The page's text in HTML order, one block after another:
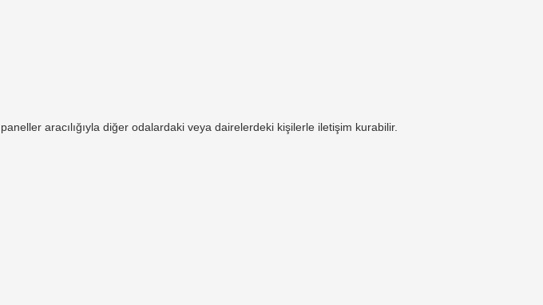
aracılığıyla diğer odalardaki veya dairelerdeki kişilerle iletişim kurabilir.